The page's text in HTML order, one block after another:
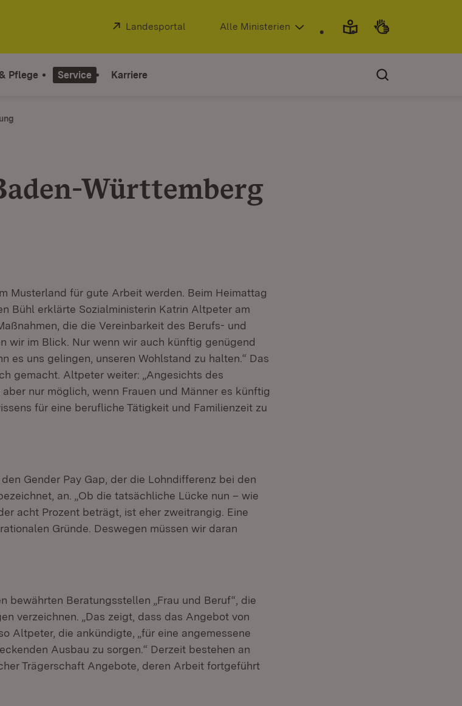
Extern:
Landesportal (Öffnet in neuem Fenster)
Alle Ministerien
Pflege Service Karriere
Württemberg
Musterland für gute Arbeit werden. Beim Heimattag
Bühl erklärte Sozialministerin Katrin Altpeter am
die die Vereinbarkeit des Berufs- und
wir im Blick. Nur wenn wir auch künftig genügend
es uns gelingen, unseren Wohlstand zu halten.“ Das
gemacht. Altpeter weiter: „Angesichts des
nur möglich, wenn Frauen und Männer es künftig
für eine berufliche Tätigkeit und Familienzeit zu
Gender Pay Gap, der die Lohndifferenz bei den
an. „Ob die tatsächliche Lücke nun – wie
acht Prozent beträgt, ist eher zweitrangig. Eine
Gründe. Deswegen müssen wir daran
bewährten Beratungsstellen „Frau und Beruf“, die
verzeichnen. „Das zeigt, dass das Angebot von
Altpeter, die ankündigte, „für eine angemessene
Ausbau zu sorgen.“ Derzeit bestehen an
Trägerschaft Angebote, deren Arbeit fortgeführt